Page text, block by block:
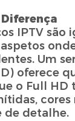
IPTV são
Um
oferece
o Full HD
cores
de detalhe.